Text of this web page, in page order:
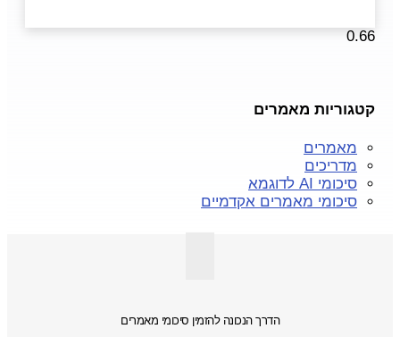
קטגוריות מאמרים
מאמרים
מדריכים
סיכומי AI לדוגמא
סיכומי מאמרים אקדמיים
הדרך הנכונה להזמין סיכומי מאמרים